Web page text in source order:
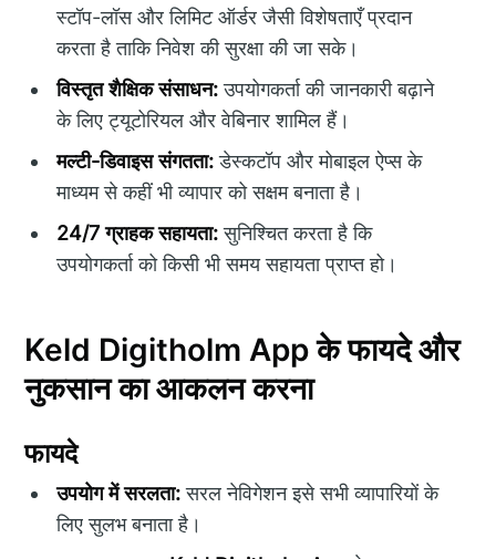
स्टॉप-लॉस और लिमिट ऑर्डर जैसी विशेषताएँ प्रदान
करता है ताकि निवेश की सुरक्षा की जा सके।
विस्तृत शैक्षिक संसाधन:उपयोगकर्ता की जानकारी बढ़ाने
के लिए ट्यूटोरियल और वेबिनार शामिल हैं।
मल्टी-डिवाइस संगतता:डेस्कटॉप और मोबाइल ऐप्स के
माध्यम से कहीं भी व्यापार को सक्षम बनाता है।
24/7 ग्राहक सहायता:सुनिश्चित करता है कि
उपयोगकर्ता को किसी भी समय सहायता प्राप्त हो।
Keld Digitholm App के फायदे और
नुकसान का आकलन करना
फायदे
उपयोग में सरलता:सरल नेविगेशन इसे सभी व्यापारियों के
लिए सुलभ बनाता है।